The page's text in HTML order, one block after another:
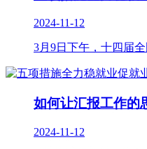
2024-11-12
3月9日下午，十四届
如何让汇报工作的
2024-11-12